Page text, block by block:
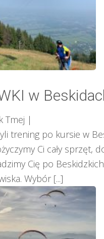
w
Tmej |
trening po kursie w
Ci cały sprzęt,
Cię po
Wybór [...]